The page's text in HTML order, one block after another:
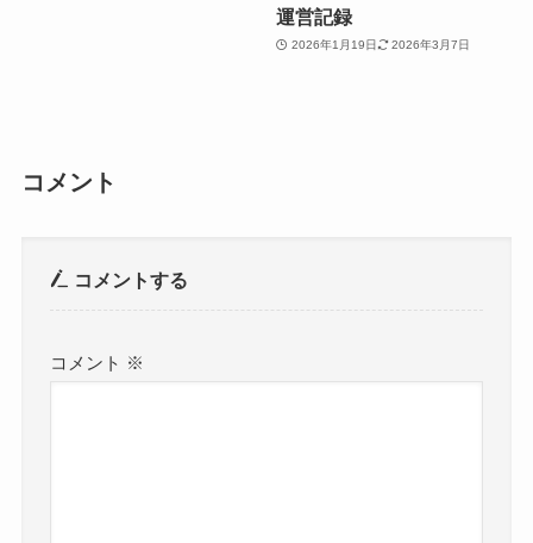
運営記録
2026年1月19日 2026年3月7日
コメント
コメントする
コメント ※